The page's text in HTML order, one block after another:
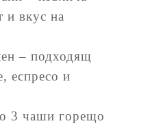
и вкус на
– подходящ
еспресо и
3 чаши горещо